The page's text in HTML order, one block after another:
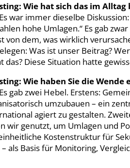
Wie hat sich das im
Es war immer dieselbe
hohe Umlagen.“ Es gab
von dem, was wirklich
Was ist unser Beitrag?
das? Diese Situation hatte
Wie haben Sie die Wende
Es gab zwei Hebel. Erstens:
umzubauen – ein
agiert zu gestalten.
wir genutzt, um Umlagen und
Kostenstruktur für
als Basis für Monitoring,